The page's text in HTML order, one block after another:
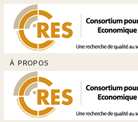
À PROPOS